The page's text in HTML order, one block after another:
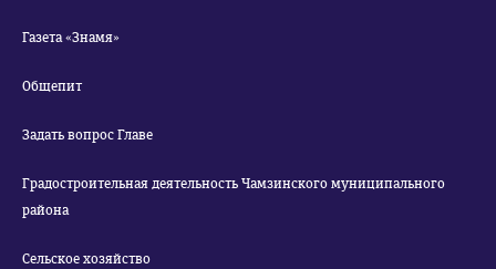
Газета «Знамя»
Общепит
Задать вопрос Главе
Градостроительная деятельность Чамзинского муниципального
района
Сельское хозяйство